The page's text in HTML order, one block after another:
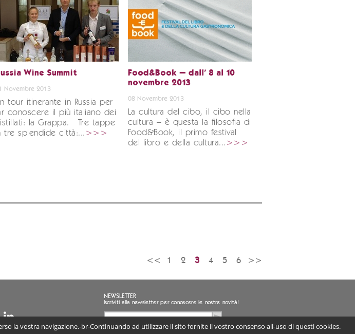
Wine Summit
Novembre 2013
tour itinerante in Russia per
conoscere il più italiano dei
la Grappa. Tre tappe
tre splendide città:... >>>
Food&Book – dall' 8 al 10
novembre 2013
08 Novembre 2013
La cultura del cibo, il cibo nella
cultura – è questa la filosofia di
Food&Book, il primo festival
del libro e della cultura... >>>
<< 1 2 3 4 5 6 >>
NEWSLETTER
Iscriviti alla newsletter per conoscere le nostre novità!
Acconsento al trattamento dei miei dati personali
la vostra navigazione.-br-Continuando ad utilizzare il sito fornite il vostro consenso all-uso di questi cookies.